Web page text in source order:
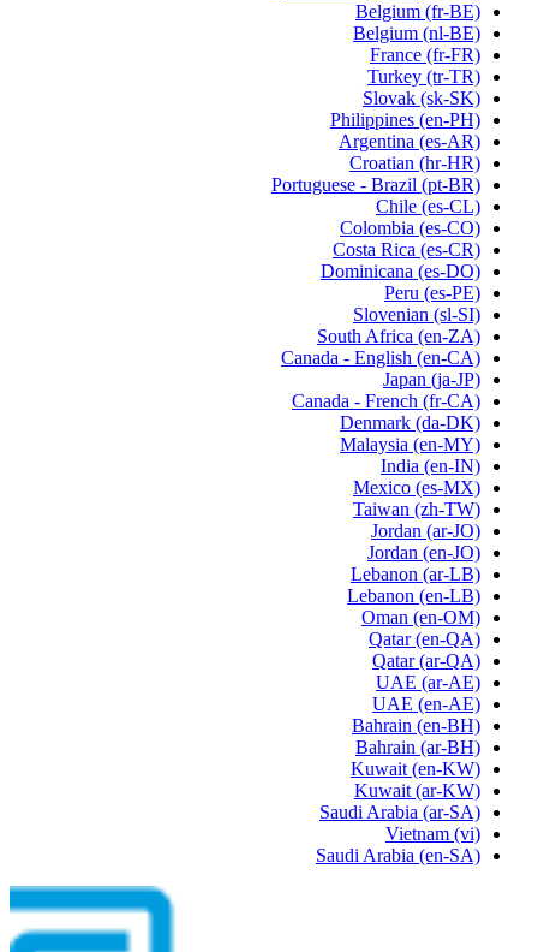
Belgium (fr-BE)
Belgium (nl-BE)
France (fr-FR)
Turkey (tr-TR)
Slovak (sk-SK)
Philippines (en-PH)
Argentina (es-AR)
Croatian (hr-HR)
Portuguese - Brazil (pt-BR)
Chile (es-CL)
Colombia (es-CO)
Costa Rica (es-CR)
Dominicana (es-DO)
Peru (es-PE)
Slovenian (sl-SI)
South Africa (en-ZA)
Canada - English (en-CA)
Japan (ja-JP)
Canada - French (fr-CA)
Denmark (da-DK)
Malaysia (en-MY)
India (en-IN)
Mexico (es-MX)
Taiwan (zh-TW)
Jordan (ar-JO)
Jordan (en-JO)
Lebanon (ar-LB)
Lebanon (en-LB)
Oman (en-OM)
Qatar (en-QA)
Qatar (ar-QA)
UAE (ar-AE)
UAE (en-AE)
Bahrain (en-BH)
Bahrain (ar-BH)
Kuwait (en-KW)
Kuwait (ar-KW)
Saudi Arabia (ar-SA)
Vietnam (vi)
Saudi Arabia (en-SA)